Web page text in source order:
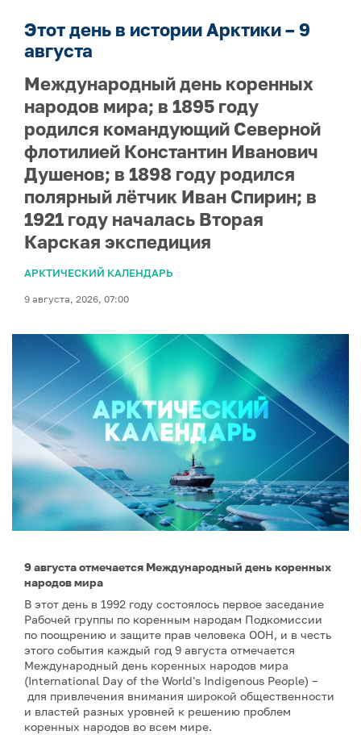
Этот день в истории Арктики – 9
августа
Международный день коренных
народов мира; в 1895 году
родился командующий Северной
флотилией Константин Иванович
Душенов; в 1898 году родился
полярный лётчик Иван Спирин; в
1921 году началась Вторая
Карская экспедиция
АРКТИЧЕСКИЙ КАЛЕНДАРЬ
9 августа, 2026, 07:00
9 августа отмечается Международный день коренных
народов мира
В этот день в 1992 году состоялось первое заседание
Рабочей группы по коренным народам Подкомиссии
по поощрению и защите прав человека ООН, и в честь
этого события каждый год 9 августа отмечается
Международный день коренных народов мира
(International Day of the World's Indigenous People) –
для привлечения внимания широкой общественности
и властей разных уровней к решению проблем
коренных народов во всем мире.